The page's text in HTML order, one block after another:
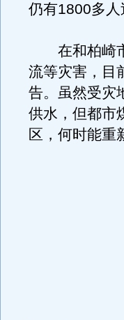
仍有1800多人
在和柏崎市
流等灾害，目
告。虽然受灾
供水，但都市
区，何时能重